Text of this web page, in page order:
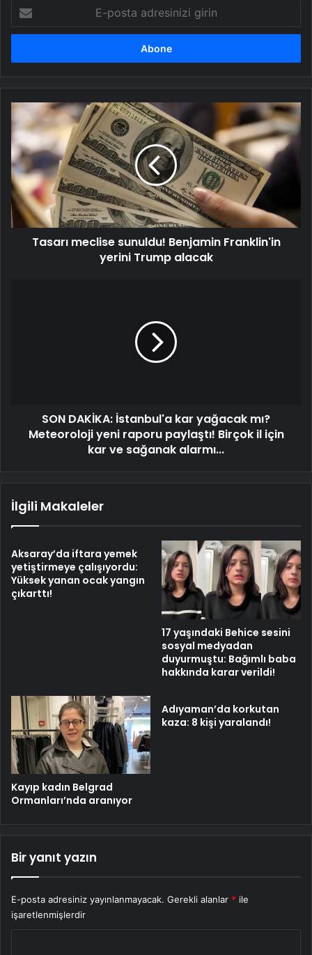
posta
adresinizi
Tasarı
meclise
sunuldu!
Benjamin
Franklin'in
yerini
Trump
alacak
Tasarı meclise sunuldu! Benjamin Franklin'in
yerini Trump alacak
paylaştı!
Birçok
sağanak
SON DAKİKA: İstanbul'a kar yağacak mı?
Meteoroloji yeni raporu paylaştı! Birçok il için
kar ve sağanak alarmı...
İlgili Makaleler
Aksaray’da iftara yemek
yetiştirmeye çalışıyordu:
Yüksek yanan ocak yangın
çıkarttı!
17 yaşındaki Behice sesini
sosyal medyadan
duyurmuştu: Bağımlı baba
hakkında karar verildi!
Kayıp kadın Belgrad
Ormanları’nda aranıyor
Adıyaman’da korkutan
kaza: 8 kişi yaralandı!
Bir yanıt yazın
E-posta adresiniz yayınlanmayacak. Gerekli alanlar * ile
işaretlenmişlerdir